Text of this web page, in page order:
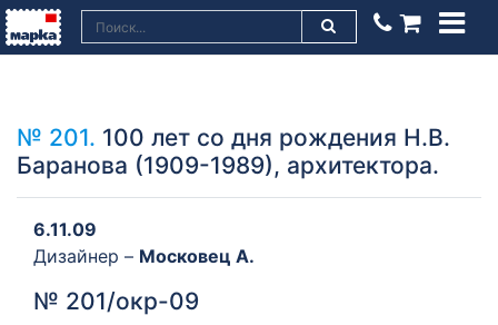
№ 201. 100 лет со дня рождения Н.В.
Баранова (1909-1989), архитектора.
6.11.09
Дизайнер – Московец А.
№ 201/окр-09